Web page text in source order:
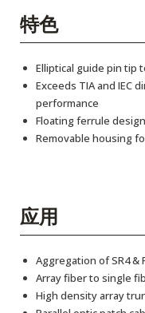
特色
Elliptical guide pin tip
Exceeds TIA and IEC
performance
Floating ferrule
Removable housing
应用
Aggregation of SR4 &
Array fiber to single
High density array